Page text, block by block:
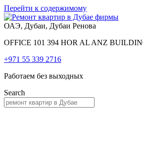
Перейти к содержимому
ОАЭ, Дубаи, Дубаи Ренова
OFFICE 101 394 HOR AL ANZ
+971 55 339 2716
Работаем без выходных
Search